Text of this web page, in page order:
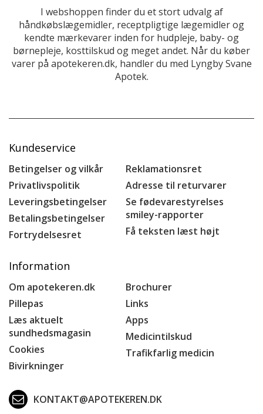
I webshoppen finder du et stort udvalg af
håndkøbslægemidler, receptpligtige lægemidler og
kendte mærkevarer inden for hudpleje, baby- og
børnepleje, kosttilskud og meget andet. Når du køber
varer på apotekeren.dk, handler du med Lyngby Svane
Apotek.
Kundeservice
Betingelser og vilkår
Privatlivspolitik
Leveringsbetingelser
Betalingsbetingelser
Fortrydelsesret
Reklamationsret
Adresse til returvarer
Se fødevarestyrelses
smiley-rapporter
Få teksten læst højt
Information
Om apotekeren.dk
Pillepas
Læs aktuelt
sundhedsmagasin
Cookies
Bivirkninger
Brochurer
Links
Apps
Medicintilskud
Trafikfarlig medicin
KONTAKT@APOTEKEREN.DK